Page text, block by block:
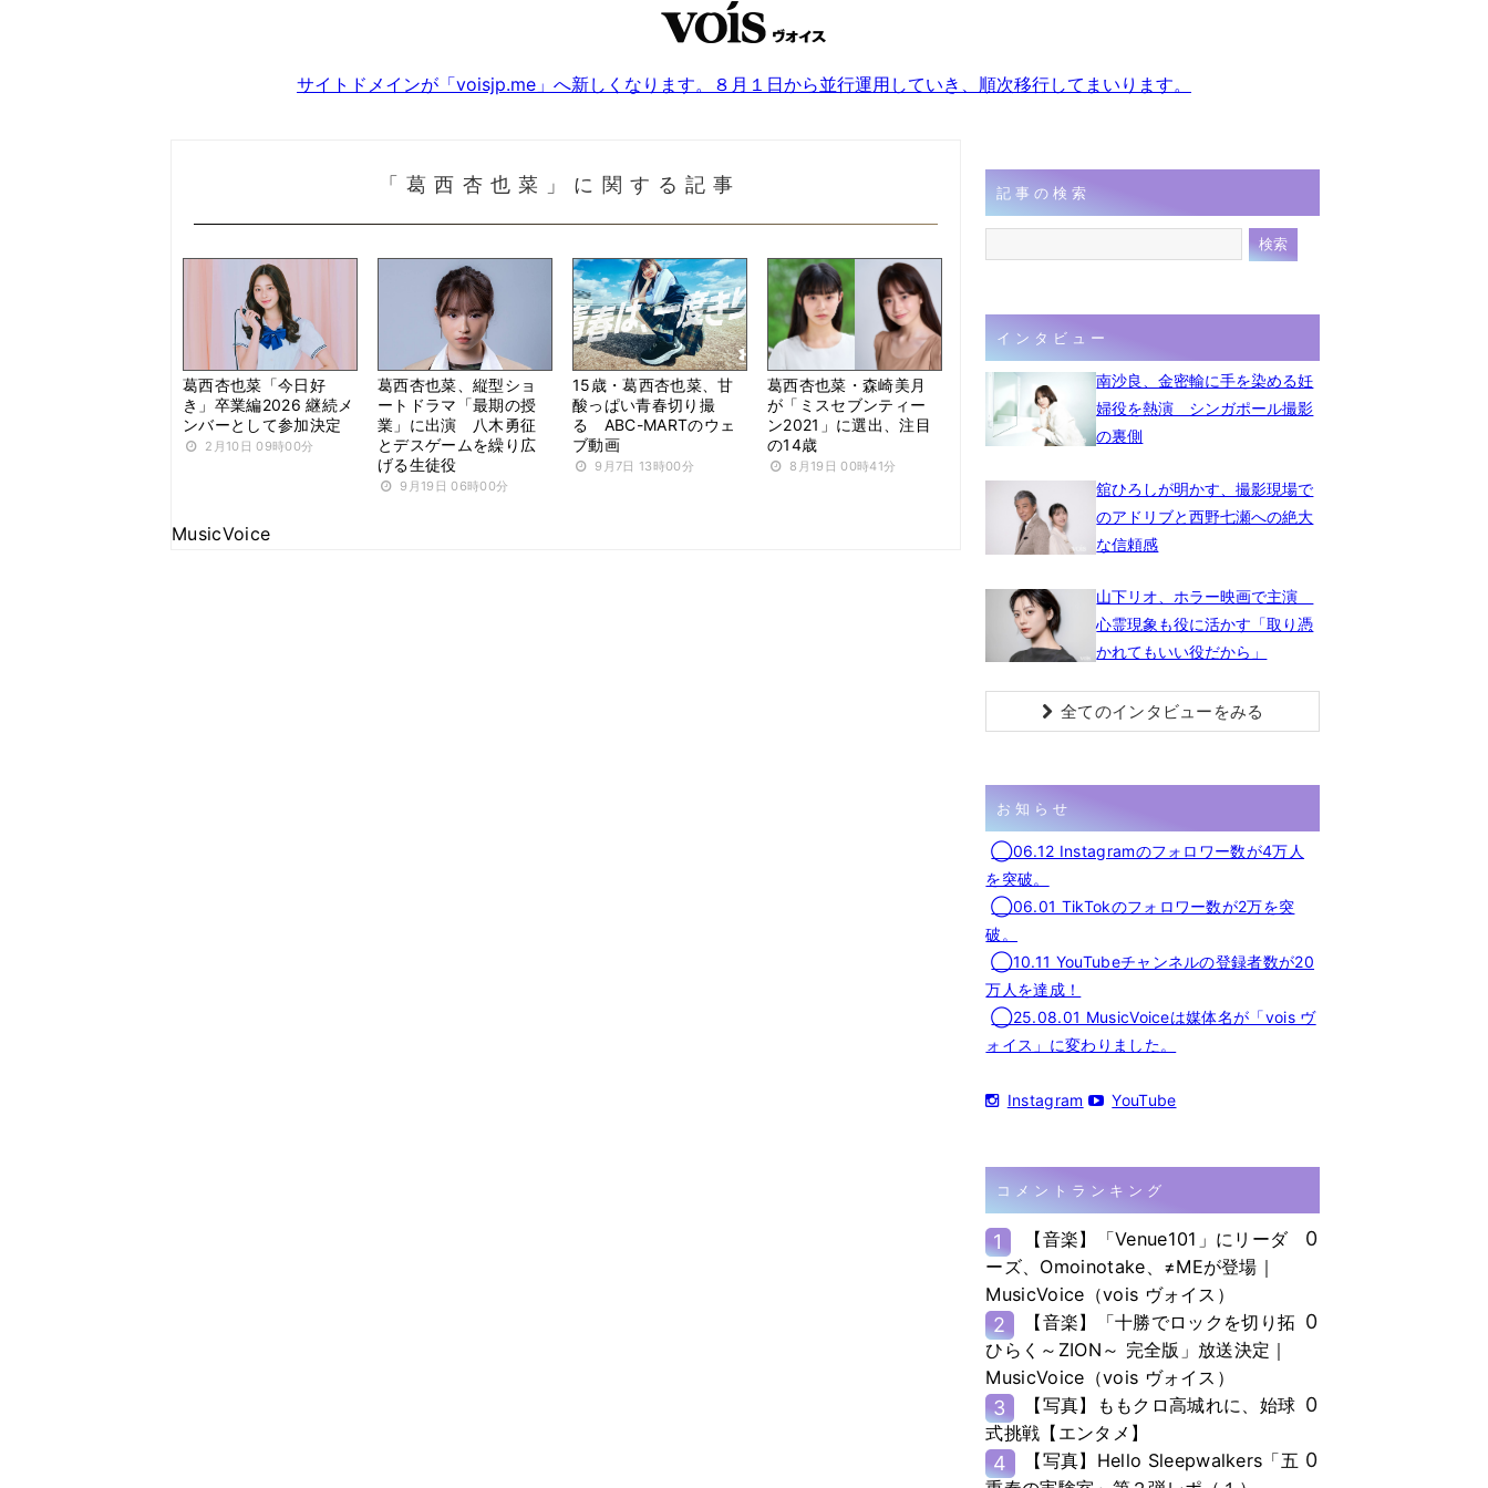
サイトドメインが「voisjp.me」へ新しくなります。８月１日から並行運用していき、順次移行してまいります。
「葛西杏也菜」に関する記事
葛西杏也菜「今日好
き」卒業編2026 継続メ
ンバーとして参加決定
2月10日 09時00分
葛西杏也菜、縦型ショ
ートドラマ「最期の授
業」に出演 八木勇征
とデスゲームを繰り広
げる生徒役
9月19日 06時00分
15歳・葛西杏也菜、甘
酸っぱい青春切り撮
る ABC-MARTのウェ
ブ動画
9月7日 13時00分
葛西杏也菜・森崎美月
が「ミスセブンティー
ン2021」に選出、注目
の14歳
8月19日 00時41分
MusicVoice
記事の検索
インタビュー
南沙良、金密輸に手を染める妊
婦役を熱演 シンガポール撮影
の裏側
舘ひろしが明かす、撮影現場で
のアドリブと西野七瀬への絶大
な信頼感
山下リオ、ホラー映画で主演
心霊現象も役に活かす「取り憑
かれてもいい役だから」
全てのインタビューをみる
お知らせ
◯06.12 Instagramのフォロワー数が4万人
を突破。
◯06.01 TikTokのフォロワー数が2万を突
破。
◯10.11 YouTubeチャンネルの登録者数が20
万人を達成！
◯25.08.01 MusicVoiceは媒体名が「vois ヴ
ォイス」に変わりました。
Instagram YouTube
コメントランキング
1
【音楽】「Venue101」にリーダ
ーズ、Omoinotake、≠MEが登場｜
MusicVoice（vois ヴォイス）
0
2
【音楽】「十勝でロックを切り拓
ひらく～ZION～ 完全版」放送決定｜
MusicVoice（vois ヴォイス）
0
3
【写真】ももクロ高城れに、始球
式挑戦【エンタメ】
0
4
【写真】Hello Sleepwalkers「五 0